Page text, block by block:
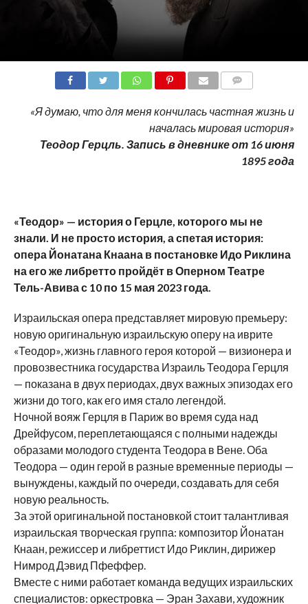
«Я думаю, что для меня кончилась частная жизнь и
началась мировая история»
Теодор Герцль. Запись в дневнике от 16 июня
1895 года
«Теодор» — история о Герцле, которого мы не
знали. И не просто история, а спетая история:
опера Йонатана Кнаана в постановке Идо Риклина
на его же либретто пройдёт в Оперном Театре
Тель-Авива с 10 по 15 мая 2023 года.
Израильская опера представляет мировую премьеру:
новую оригинальную израильскую оперу на иврите
«Теодор», жизнь главного героя которой — визионера и
провозвестника государства Израиль Теодора Герцля
— показана в двух периодах, двух важных эпизодах его
жизни до того, как его имя стало легендой.
Ночной вояж Герцля в Париж во время суда над
Дрейфусом, переплетающаяся с полными надежды
образами молодого студента Теодора в Вене. Оба
Теодора — один герой в разные временные периоды —
вынуждены, каждый по очереди, создавать для себя
новую реальность.
За этой оригинальной постановкой стоит талантливая
израильская творческая группа: композитор Йонатан
Кнаан, режиссер и либреттист Идо Риклин, дирижер
Нимрод Дэвид Пфеффер.
Вместе с ними работает команда ведущих израильских
специалистов: оркестровка — Эран Захави, художник